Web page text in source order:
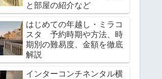
と部屋の紹介など
はじめての年越し・ミラコ
スタ 予約時期や方法、時
期別の難易度、金額を徹底
解説
インターコンチネンタル横